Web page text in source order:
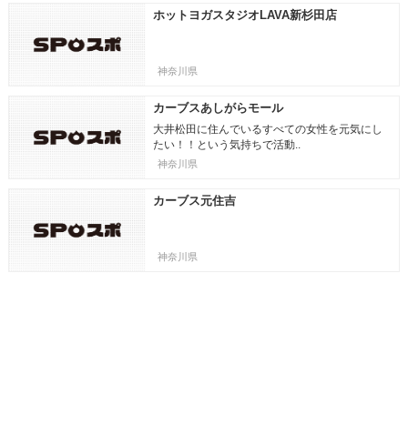
ホットヨガスタジオLAVA新杉田店
神奈川県
カーブスあしがらモール
大井松田に住んでいるすべての女性を元気にし
たい！！という気持ちで活動..
神奈川県
カーブス元住吉
神奈川県